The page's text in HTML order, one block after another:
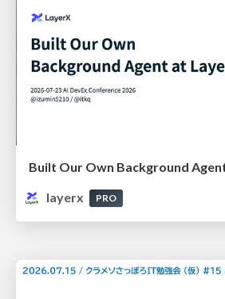
Built Our Own Background
layerx
PRO